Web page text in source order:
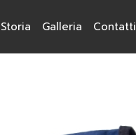
Storia Galleria Contatti